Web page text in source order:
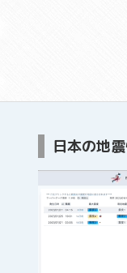
日本の地